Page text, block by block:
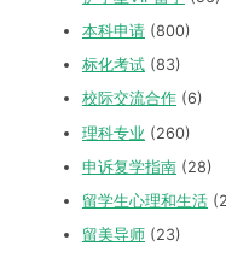
本科申请 (800)
标化考试 (83)
校际交流合作 (6)
理科专业 (260)
申诉复学指南 (28)
留学生心理和生活
留美导师 (23)